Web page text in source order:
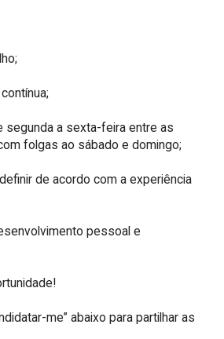
segunda a sexta-feira entre as
folgas ao sábado e domingo;
de acordo com a experiência
pessoal e
me” abaixo para partilhar as